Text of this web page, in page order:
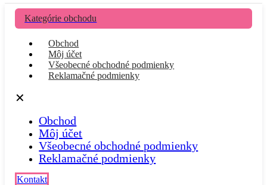
Kategórie obchodu
Obchod
Môj účet
Všeobecné obchodné podmienky
Reklamačné podmienky
✕
Obchod
Môj účet
Všeobecné obchodné podmienky
Reklamačné podmienky
Kontakt